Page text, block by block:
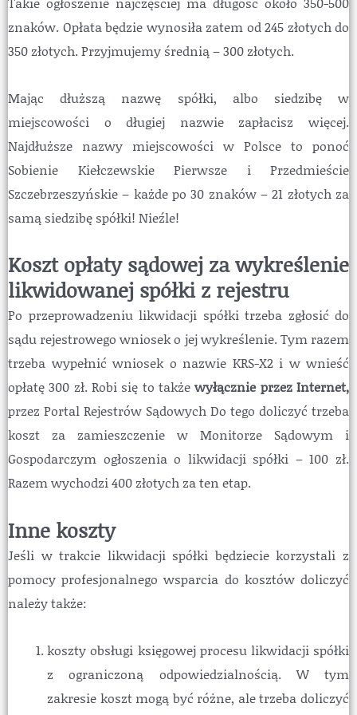
znaków. Opłata będzie wynosiła zatem od 245 złotych do
350 złotych. Przyjmujemy średnią – 300 złotych.
Mając dłuższą nazwę spółki, albo siedzibę w
miejscowości o długiej nazwie zapłacisz więcej.
Najdłuższe nazwy miejscowości w Polsce to ponoć
Sobienie Kiełczewskie Pierwsze i Przedmieście
Szczebrzeszyńskie – każde po 30 znaków – 21 złotych za
samą siedzibę spółki! Nieźle!
Koszt opłaty sądowej za wykreślenie
likwidowanej spółki z rejestru
Po przeprowadzeniu likwidacji spółki trzeba zgłosić do
sądu rejestrowego wniosek o jej wykreślenie. Tym razem
trzeba wypełnić wniosek o nazwie KRS-X2 i w wnieść
opłatę 300 zł. Robi się to takżewyłącznie przez Internet,
przez Portal Rejestrów Sądowych Do tego doliczyć trzeba
koszt za zamieszczenie w Monitorze Sądowym i
Gospodarczym ogłoszenia o likwidacji spółki – 100 zł.
Razem wychodzi 400 złotych za ten etap.
Inne koszty
Jeśli w trakcie likwidacji spółki będziecie korzystali z
pomocy profesjonalnego wsparcia do kosztów doliczyć
należy także:
koszty obsługi księgowej procesu likwidacji spółki
z ograniczoną odpowiedzialnością. W tym
zakresie koszt mogą być różne, ale trzeba doliczyć